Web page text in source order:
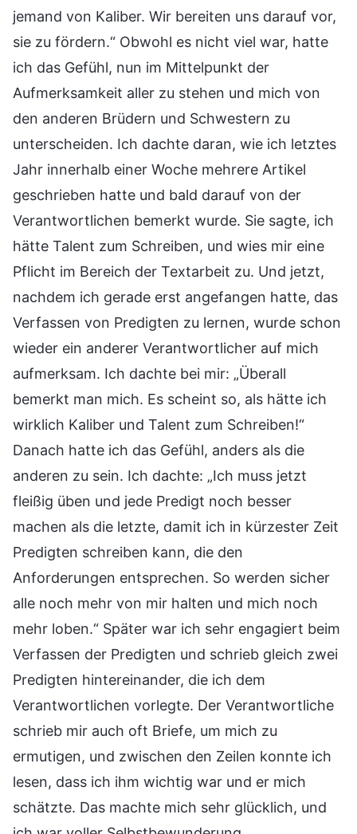
jemand von Kaliber. Wir bereiten uns darauf vor,
sie zu fördern.“ Obwohl es nicht viel war, hatte
ich das Gefühl, nun im Mittelpunkt der
Aufmerksamkeit aller zu stehen und mich von
den anderen Brüdern und Schwestern zu
unterscheiden. Ich dachte daran, wie ich letztes
Jahr innerhalb einer Woche mehrere Artikel
geschrieben hatte und bald darauf von der
Verantwortlichen bemerkt wurde. Sie sagte, ich
hätte Talent zum Schreiben, und wies mir eine
Pflicht im Bereich der Textarbeit zu. Und jetzt,
nachdem ich gerade erst angefangen hatte, das
Verfassen von Predigten zu lernen, wurde schon
wieder ein anderer Verantwortlicher auf mich
aufmerksam. Ich dachte bei mir: „Überall
bemerkt man mich. Es scheint so, als hätte ich
wirklich Kaliber und Talent zum Schreiben!“
Danach hatte ich das Gefühl, anders als die
anderen zu sein. Ich dachte: „Ich muss jetzt
fleißig üben und jede Predigt noch besser
machen als die letzte, damit ich in kürzester Zeit
Predigten schreiben kann, die den
Anforderungen entsprechen. So werden sicher
alle noch mehr von mir halten und mich noch
mehr loben.“ Später war ich sehr engagiert beim
Verfassen der Predigten und schrieb gleich zwei
Predigten hintereinander, die ich dem
Verantwortlichen vorlegte. Der Verantwortliche
schrieb mir auch oft Briefe, um mich zu
ermutigen, und zwischen den Zeilen konnte ich
lesen, dass ich ihm wichtig war und er mich
schätzte. Das machte mich sehr glücklich, und